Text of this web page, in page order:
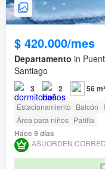
$ 420.000/mes
Departamento in
Santiago
3 2 56 m²
Estacionamiento Balcón
Área para niños Parilla
Hace 9 días